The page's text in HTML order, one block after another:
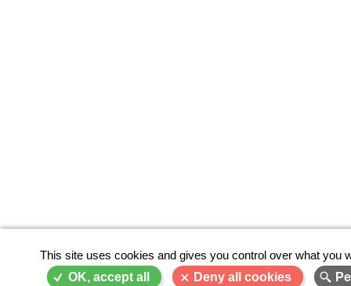
This site uses cookies and gives you control over what you
OK, accept all
Deny all cookies